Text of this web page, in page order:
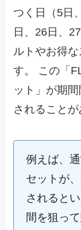
つく日（5日
日、26日、
ルトやお得
す。 この「
ット」が期
されることが
例えば、
セットが
されると
間を狙っ